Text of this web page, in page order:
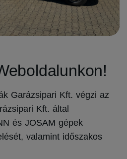
Garázsipari Kft. végzi az
Kft. által
és JOSAM gépek
valamint időszakos